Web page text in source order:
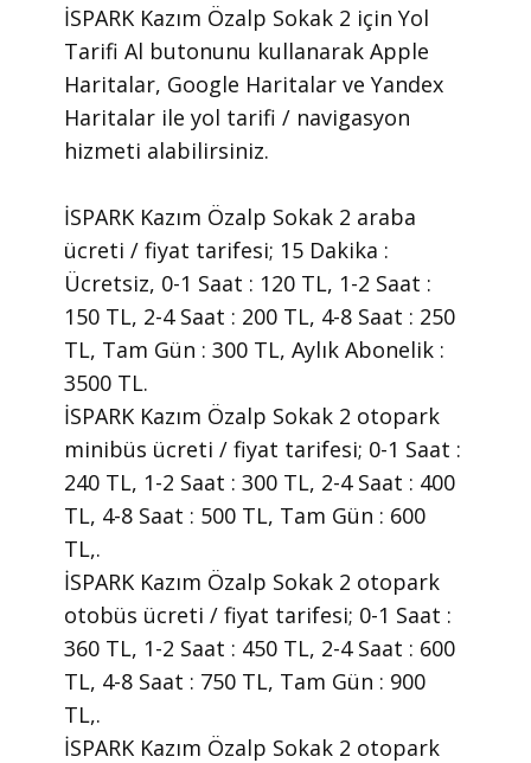
İSPARK Kazım Özalp Sokak 2 için Yol
Tarifi Al butonunu kullanarak Apple
Haritalar, Google Haritalar ve Yandex
Haritalar ile yol tarifi / navigasyon
hizmeti alabilirsiniz.
İSPARK Kazım Özalp Sokak 2 araba
ücreti / fiyat tarifesi; 15 Dakika :
Ücretsiz, 0-1 Saat : 120 TL, 1-2 Saat :
150 TL, 2-4 Saat : 200 TL, 4-8 Saat : 250
TL, Tam Gün : 300 TL, Aylık Abonelik :
3500 TL.
İSPARK Kazım Özalp Sokak 2 otopark
minibüs ücreti / fiyat tarifesi; 0-1 Saat :
240 TL, 1-2 Saat : 300 TL, 2-4 Saat : 400
TL, 4-8 Saat : 500 TL, Tam Gün : 600
TL,.
İSPARK Kazım Özalp Sokak 2 otopark
otobüs ücreti / fiyat tarifesi; 0-1 Saat :
360 TL, 1-2 Saat : 450 TL, 2-4 Saat : 600
TL, 4-8 Saat : 750 TL, Tam Gün : 900
TL,.
İSPARK Kazım Özalp Sokak 2 otopark